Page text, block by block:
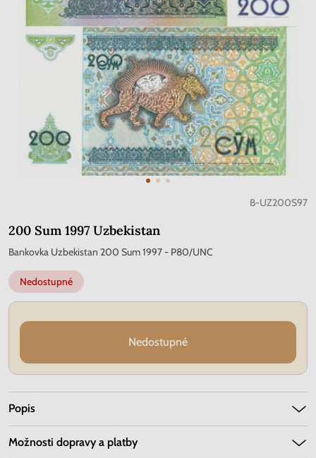
B-UZ200S97
200 Sum 1997 Uzbekistan
Bankovka Uzbekistan 200 Sum 1997 - P80/UNC
Nedostupné
Nedostupné
Popis
Možnosti dopravy a platby